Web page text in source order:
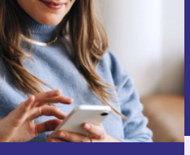
S'inscrire
sur l'utilisation des données personnelles
.